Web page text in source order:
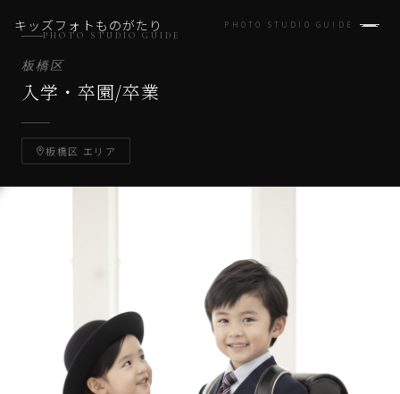
キッズフォトものがたり PHOTO STUDIO GUIDE
PHOTO STUDIO GUIDE
板橋区
入学・卒園/卒業
板橋区 エリア